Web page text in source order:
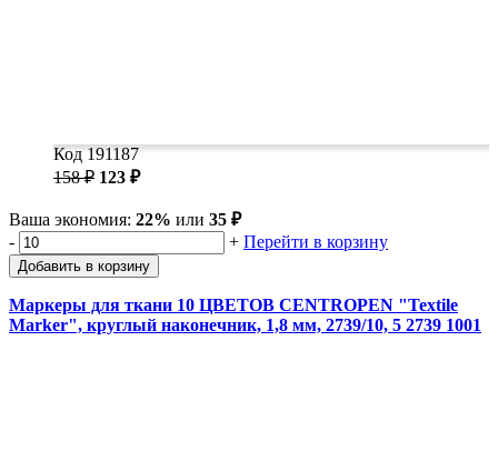
Код 191187
158 ₽ 123 ₽
Ваша экономия: 22% или 35 ₽
-
+ Перейти в корзину
Добавить в корзину
Маркеры для ткани 10 ЦВЕТОВ CENTROPEN "Textile
Marker", круглый наконечник, 1,8 мм, 2739/10, 5 2739 1001